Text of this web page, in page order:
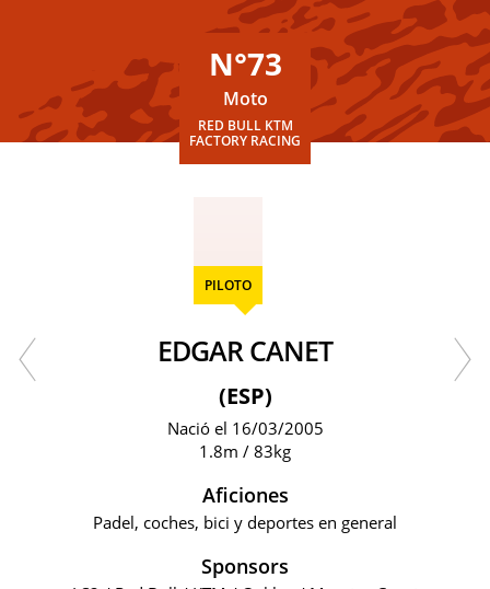
N°73
Moto
RED BULL KTM
FACTORY RACING
PILOTO
EDGAR CANET
(ESP)
Nació el 16/03/2005
1.8m / 83kg
Aficiones
Padel, coches, bici y deportes en general
Sponsors